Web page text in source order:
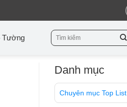
Tường
Tìm
kiếm:
Danh mục
Chuyên mục Top List